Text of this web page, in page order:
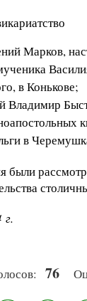
Марков,
в Конькове;
Владимир
в
были
г.
76